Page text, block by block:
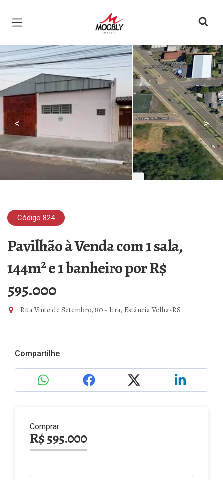
Página inicial
< >
Código 824
Pavilhão à Venda com 1 sala,
144m² e 1 banheiropor R$
595.000
Rua Vinte de Setembro, 80 - Lira, Estância Velha-RS
Compartilhe
Comprar
R$ 595.000